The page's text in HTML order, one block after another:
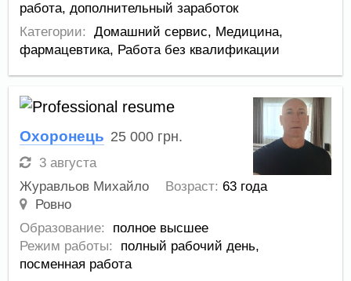
работа,дополнительный заработок
Категории:
Домашний сервис, Медицина,
фармацевтика, Работа без квалификации
Охоронець 25 000 грн.
3 августа
Журавльов Михайло
Возраст: 63 года
Ровно
Образование:
полное высшее
Режим работы:
полный рабочий день,
посменная работа